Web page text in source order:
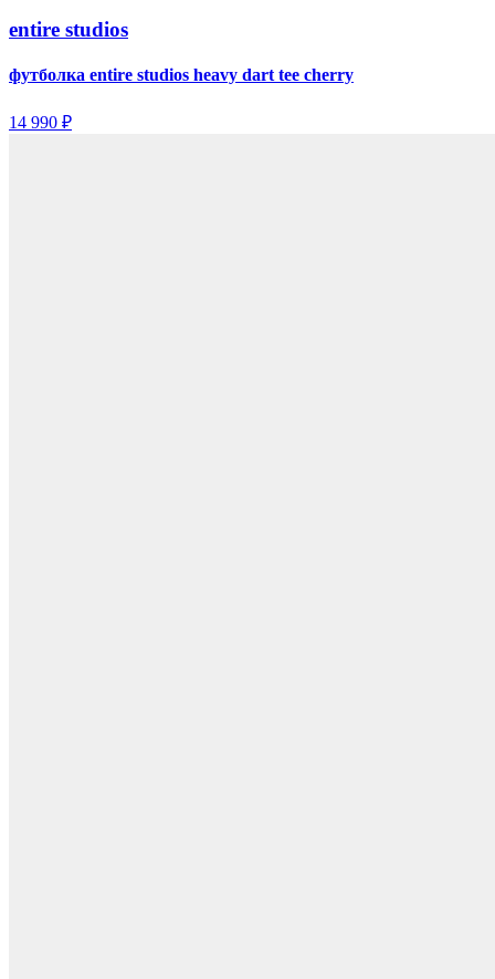
entire studios
футболка entire studios heavy dart tee cherry
14 990 ₽